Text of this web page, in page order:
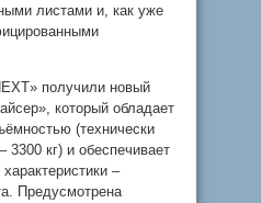
листами и, как уже
получили новый
который обладает
(технически
3300 кг) и обеспечивает
–
Предусмотрена